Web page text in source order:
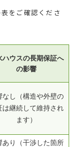
をご確認くださ
ハウスの長期保証へ
の影響
なし（構造や外壁の
は継続して維持され
ます）
あり（干渉した箇所